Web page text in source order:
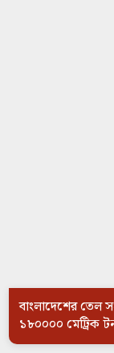
বাংলাদেশের তেল
১৮০০০০ মেট্রিক